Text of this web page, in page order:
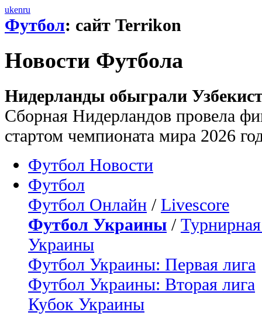
ukenru
Футбол: сайт Terrikon
Новости Футбола
Нидерланды обыграли
Сборная Нидерландов провела
стартом чемпионата мира 2026
Футбол Новости
Футбол
Футбол Онлайн / Livescore
Футбол Украины /
Украины
Футбол Украины: Первая лига
Футбол Украины: Вторая лига
Кубок Украины